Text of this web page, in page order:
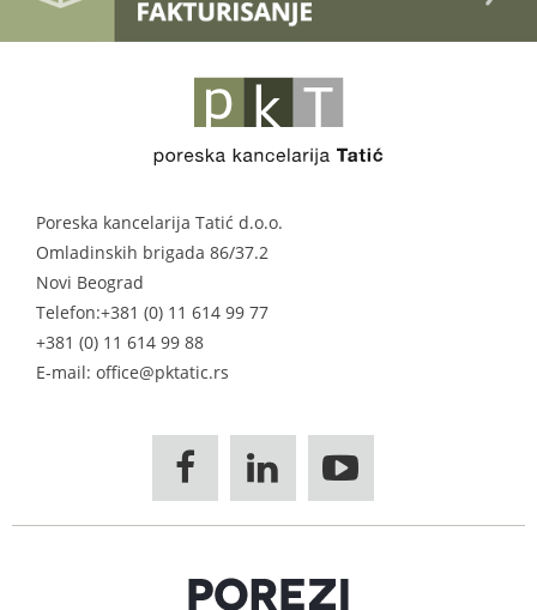
Poreska kancelarija Tatić d.o.o.
Omladinskih brigada 86/37.2
Novi Beograd
Telefon:+381 (0) 11 614 99 77
+381 (0) 11 614 99 88
E-mail: office@pktatic.rs
  